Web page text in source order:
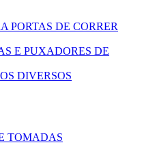
PORTAS DE CORRER
E PUXADORES DE
DIVERSOS
TOMADAS